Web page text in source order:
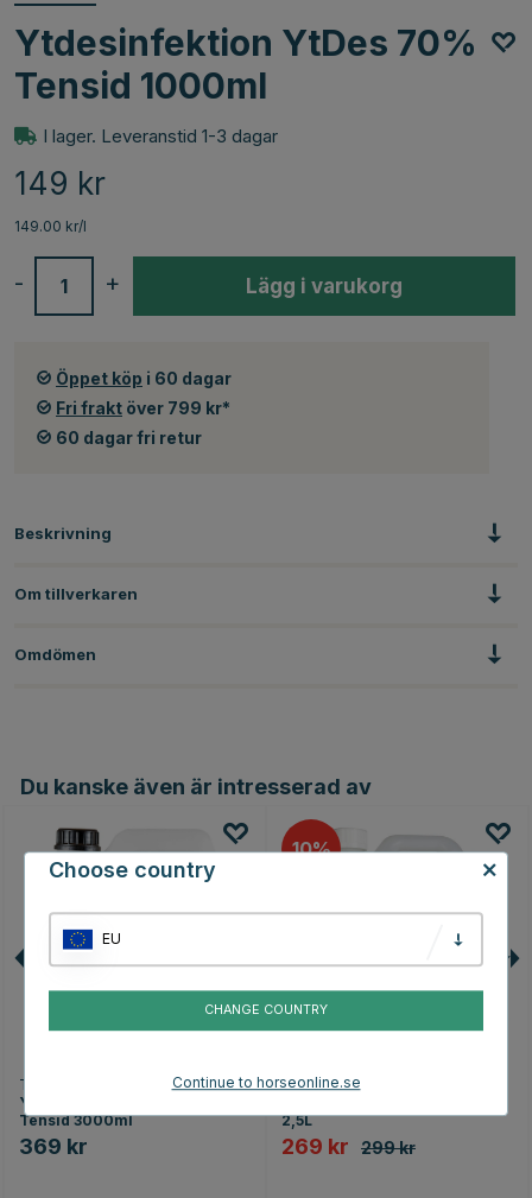
Ytdesinfektion YtDes 70%
Tensid 1000ml
I lager. Leveranstid 1-3 dagar
149 kr
149.00 kr/l
+
- Lägg i varukorg
Öppet köp i 60 dagar
Fri frakt över 799 kr*
60 dagar fri retur
Beskrivning
Om tillverkaren
Omdömen
Du kanske även är intresserad av
TRIKEM
Ytdesinfektion YtDes 70%
Tensid 3000ml
369 kr
10
ECLIPSE BIOFARMAB
2,5L
269 kr 299 kr
Choose country
EU
CHANGE COUNTRY
Continue to horseonline.se